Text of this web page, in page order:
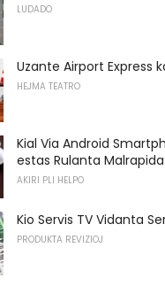
LUDADO
Uzante Airport Express
HEJMA TEATRO
Kial Via Android
estas Rulanta Malrapida
AKIRI PLI HELPO
Kio Servis TV Vidanta
PRODUKTA REVIZIOJ